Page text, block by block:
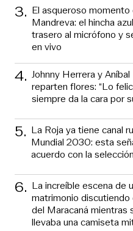
3. El asqueroso momento
Mandreva: el hincha
trasero al micrófono y
en vivo
4. Johnny Herrera y
reparten flores: “Lo
siempre da la cara por
5. La Roja ya tiene canal
Mundial 2030: esta
acuerdo con la selección
6. La increíble escena de
matrimonio discutiendo
del Maracaná mientras
llevaba una camiseta